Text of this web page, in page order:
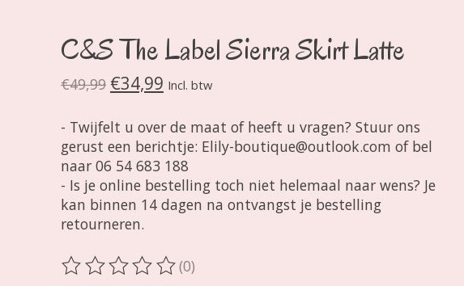
C&S The Label Sierra Skirt Latte
€49,99 €34,99 Incl. btw
- Twijfelt u over de maat of heeft u vragen? Stuur ons
gerust een berichtje: Elily-boutique@outlook.com of bel
naar 06 54 683 188
- Is je online bestelling toch niet helemaal naar wens? Je
kan binnen 14 dagen na ontvangst je bestelling
retourneren.
De beoordeling van dit product is
(0)